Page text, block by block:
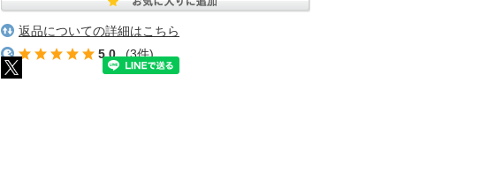
返品についての詳細はこちら
5.0
(3件)